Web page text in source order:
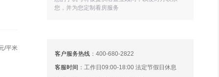
/平米
您，并为您定制看房服务
客户服务热线 ：400-680-2822
客服时间 ：工作日09:00-18:00 法定节假日休息